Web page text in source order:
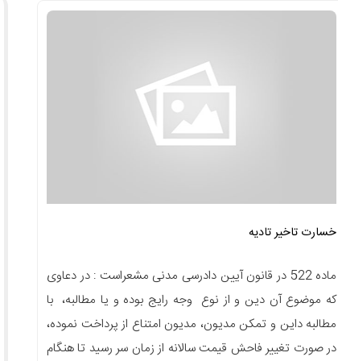
خسارت تاخیر تادیه
ماده 522 در قانون آیین دادرسی مدنی مشعراست : در دعاوی
که موضوع آن دین و از نوع وجه رایج بوده و یا مطالبه، با
مطالبه داین و تمکن مدیون، مدیون امتناع از پرداخت نموده،
در صورت تغییر فاحش قیمت سالانه از زمان سر رسید تا هنگام